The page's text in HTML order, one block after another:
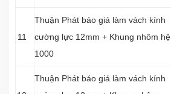
11
Thuận Phát báo giá làm vách kính
cường lực 12mm + Khung nhôm hệ
1000
Thuận Phát báo giá làm vách kính